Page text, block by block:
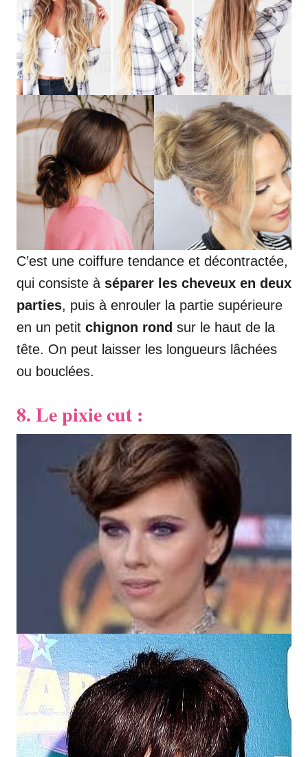
C’est une coiffure tendance et décontractée,
qui consiste à séparer les cheveux en deux
parties, puis à enrouler la partie supérieure
en un petit chignon rond sur le haut de la
tête. On peut laisser les longueurs lâchées
ou bouclées.
8. Le pixie cut :